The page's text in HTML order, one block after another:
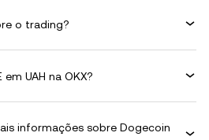
o trading?
UAH na OKX?
informações sobre Dogecoin